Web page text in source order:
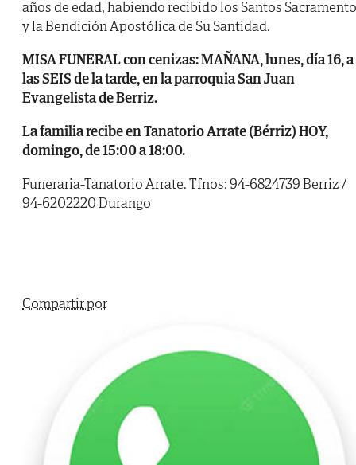
años de edad, habiendo recibido los Santos
y la Bendición Apostólica de Su Santidad.
MISA FUNERAL con cenizas: MAÑANA, lunes, día 16, a
las SEIS de la tarde, en la parroquia San Juan
Evangelista de Berriz.
La familia recibe en Tanatorio Arrate (Bérriz) HOY,
domingo, de 15:00 a 18:00.
Funeraria-Tanatorio Arrate. Tfnos: 94-6824739 Berriz /
94-6202220 Durango
Compartir por